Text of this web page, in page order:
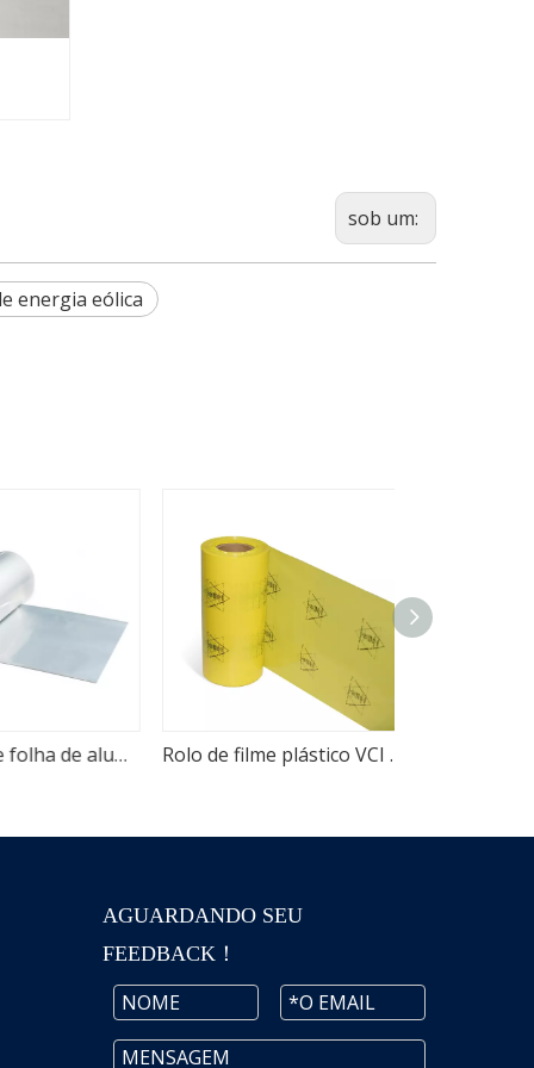
sob um:
energia eólica
Filme VCI de folha de alumínio multimetálico de alta densidade Rolo de filme plástico VCI para resistência à corrosão
AGUARDANDO SEU
FEEDBACK！